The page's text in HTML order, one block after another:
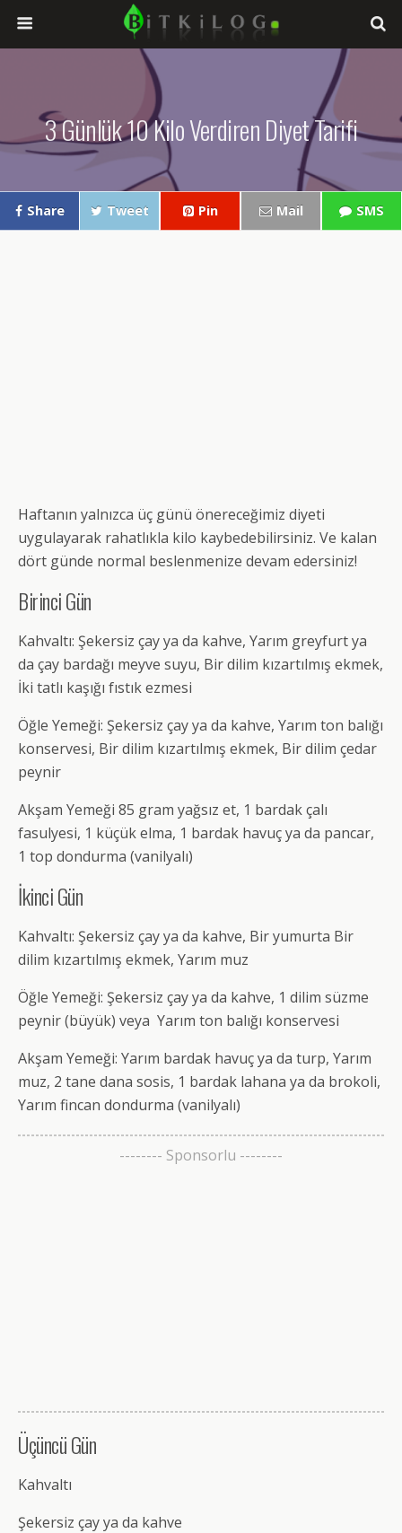
3 Günlük 10 Kilo Verdiren Diyet Tarifi
Share Tweet Pin Mail SMS
Haftanın yalnızca üç günü önereceğimiz diyeti
uygulayarak rahatlıkla kilo kaybedebilirsiniz. Ve kalan
dört günde normal beslenmenize devam edersiniz!
Birinci Gün
Kahvaltı: Şekersiz çay ya da kahve, Yarım greyfurt ya
da çay bardağı meyve suyu, Bir dilim kızartılmış ekmek,
İki tatlı kaşığı fıstık ezmesi
Öğle Yemeği: Şekersiz çay ya da kahve, Yarım ton balığı
konservesi, Bir dilim kızartılmış ekmek, Bir dilim çedar
peynir
Akşam Yemeği 85 gram yağsız et, 1 bardak çalı
fasulyesi, 1 küçük elma, 1 bardak havuç ya da pancar,
1 top dondurma (vanilyalı)
İkinci Gün
Kahvaltı: Şekersiz çay ya da kahve, Bir yumurta Bir
dilim kızartılmış ekmek, Yarım muz
Öğle Yemeği: Şekersiz çay ya da kahve, 1 dilim süzme
peynir (büyük) veya Yarım ton balığı konservesi
Akşam Yemeği: Yarım bardak havuç ya da turp, Yarım
muz, 2 tane dana sosis, 1 bardak lahana ya da brokoli,
Yarım fincan dondurma (vanilyalı)
-------- Sponsorlu --------
Üçüncü Gün
Kahvaltı
Şekersiz çay ya da kahve